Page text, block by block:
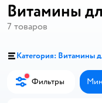
Витамины
7 товаров
Категория: Витамины
Фильтры